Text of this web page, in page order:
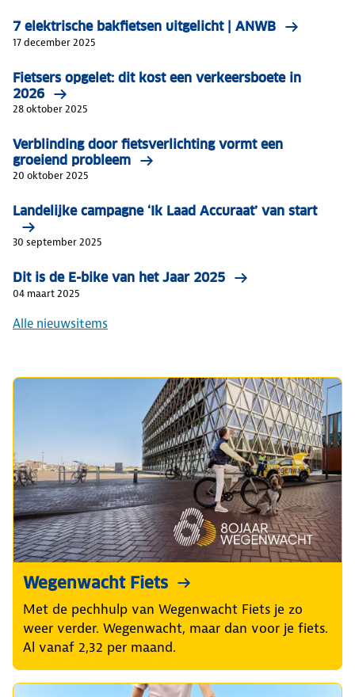
7 elektrische bakfietsen uitgelicht | ANWB
17 december 2025
Fietsers opgelet: dit kost een verkeersboete in
2026
28 oktober 2025
Verblinding door fietsverlichting vormt een
groeiend probleem
20 oktober 2025
Landelijke campagne ‘Ik Laad Accuraat’ van start
30 september 2025
Dit is de E-bike van het Jaar 2025
04 maart 2025
Alle nieuwsitems
Wegenwacht Fiets
Met de pechhulp van Wegenwacht Fiets je zo
weer verder. Wegenwacht, maar dan voor je fiets.
Al vanaf 2,32 per maand.